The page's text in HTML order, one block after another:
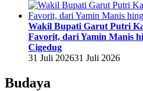
Wakil Bupati Garut Putri
Favorit, dari Yamin Manis
Cigedug
31 Juli 202631 Juli 2026
Budaya